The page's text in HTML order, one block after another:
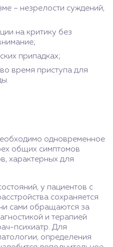
– незрелости суждений,
на критику без
припадках;
время приступа для
одновременное
общих симптомов
характерных для
у пациентов с
сохраняется
сами обращаются за
и терапией
психиатр. Для
определения